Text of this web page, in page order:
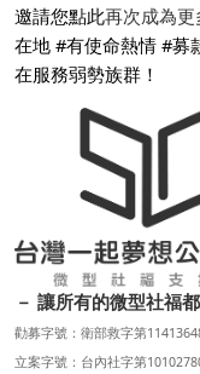
邀請您點此再次成為
在地 #有使命熱情 #募
在服務弱勢族群！
－ 讓所有的微型社福
勸募字號：衛部救字第
立案字號：台內社字第